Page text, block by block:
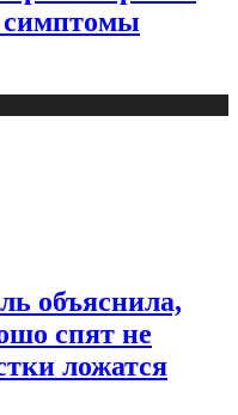
симптомы
объяснила,
спят не
ложатся